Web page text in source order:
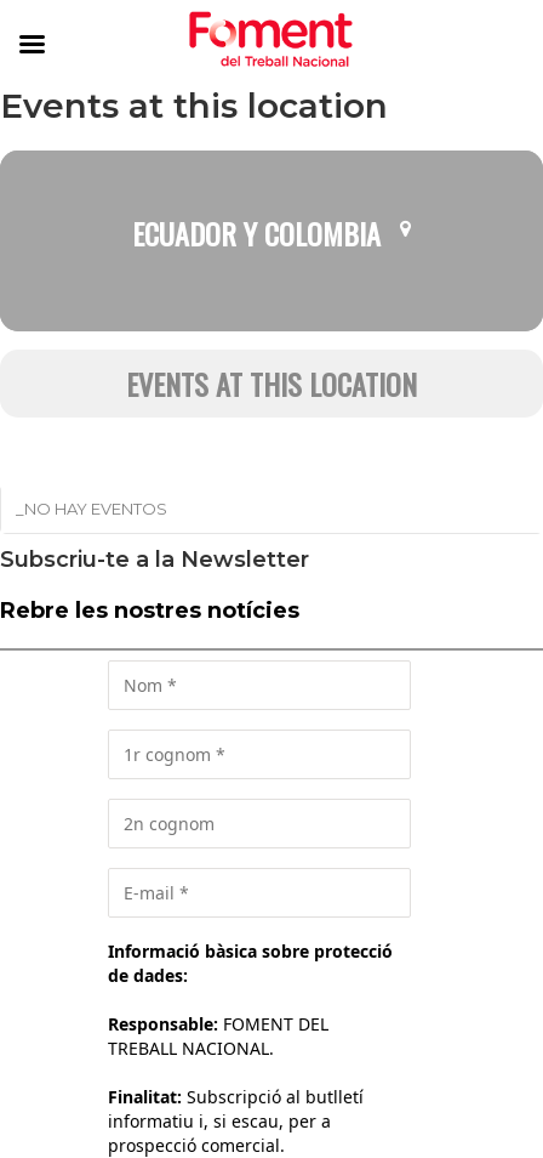
Events at this location
ECUADOR Y COLOMBIA
EVENTS AT THIS LOCATION
_NO HAY EVENTOS
Subscriu-te a la Newsletter
Rebre les nostres notícies
Informació bàsica sobre protecció
de dades:
Responsable: FOMENT DEL
TREBALL NACIONAL.
Finalitat: Subscripció al butlletí
informatiu i, si escau, per a
prospecció comercial.